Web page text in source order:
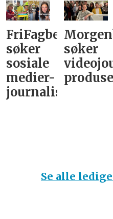
FriFagbevegelse
søker
sosiale
medier-
journalist
søker
Se alle